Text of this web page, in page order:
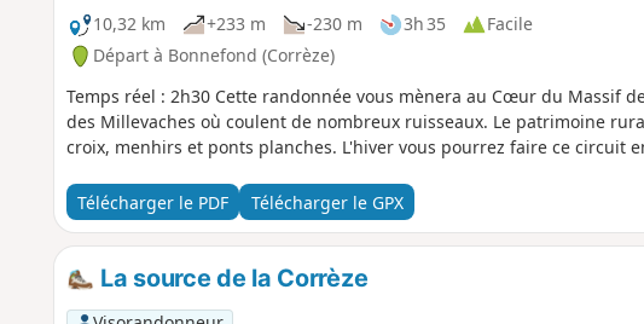
10,32 km
+233 m -230 m 3h 35
Facile
Départ à Bonnefond (Corrèze)
Temps réel : 2h30 Cette randonnée vous mènera au Cœur du Massif
des Millevaches où coulent de nombreux ruisseaux. Le patrimoine
croix, menhirs et ponts planches. L'hiver vous pourrez faire ce circuit
Télécharger le PDF Télécharger le GPX
La source de la Corrèze